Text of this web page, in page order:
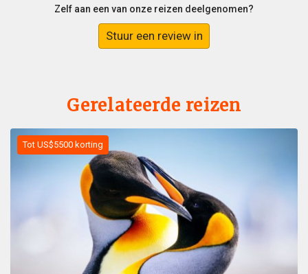
Zelf aan een van onze reizen deelgenomen?
Stuur een review in
Gerelateerde reizen
Tot US$5500 korting